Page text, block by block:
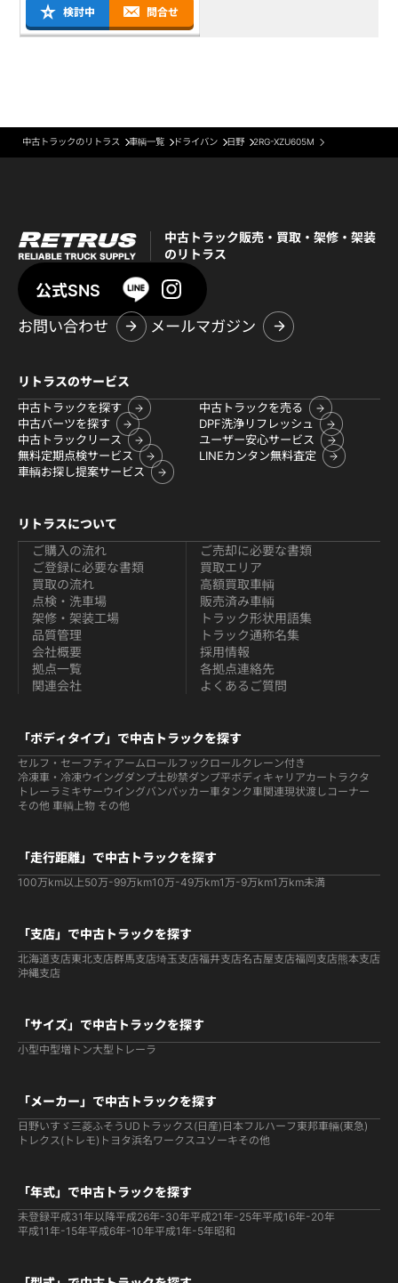
検討中 問合せ
中古トラックのリトラス 車輌一覧 ドライバン 日野 2RG-XZU605M
中古トラック販売・買取・架修・架装
のリトラス
公式SNS
お問い合わせ
メールマガジン
リトラスのサービス
中古トラックを探す
中古トラックを売る
中古パーツを探す
DPF洗浄リフレッシュ
中古トラックリース
ユーザー安心サービス
無料定期点検サービス
LINEカンタン無料査定
車輌お探し提案サービス
リトラスについて
ご購入の流れ
ご登録に必要な書類
買取の流れ
ご売却に必要な書類
買取エリア
高額買取車輌
点検・洗車場
架修・架装工場
品質管理
販売済み車輌
トラック形状用語集
トラック通称名集
会社概要
拠点一覧
関連会社
採用情報
各拠点連絡先
よくあるご質問
「ボディタイプ」で中古トラックを探す
セルフ・セーフティ アームロールフックロールクレーン付き
冷凍車・冷凍ウイングダンプ土砂禁ダンプ平ボディ キャリアカー トラクタ
トレーラ ミキサーウイングバンパッカー車タンク車関連現状渡しコーナー
その他 車輌上物 その他
「走行距離」で中古トラックを探す
100万km以上50万-99万km10万-49万km1万-9万km1万km未満
「支店」で中古トラックを探す
北海道支店東北支店群馬支店埼玉支店福井支店名古屋支店福岡支店熊本支店
沖縄支店
「サイズ」で中古トラックを探す
小型中型増トン大型 トレーラ
「メーカー」で中古トラックを探す
日野いすゞ 三菱ふそう UDトラックス(日産) 日本フルハーフ 東邦車輛(東急)
トレクス(トレモ) トヨタ浜名ワークスユソーキその他
「年式」で中古トラックを探す
未登録平成31年以降平成26年-30年平成21年-25年平成16年-20年
平成11年-15年平成6年-10年平成1年-5年昭和